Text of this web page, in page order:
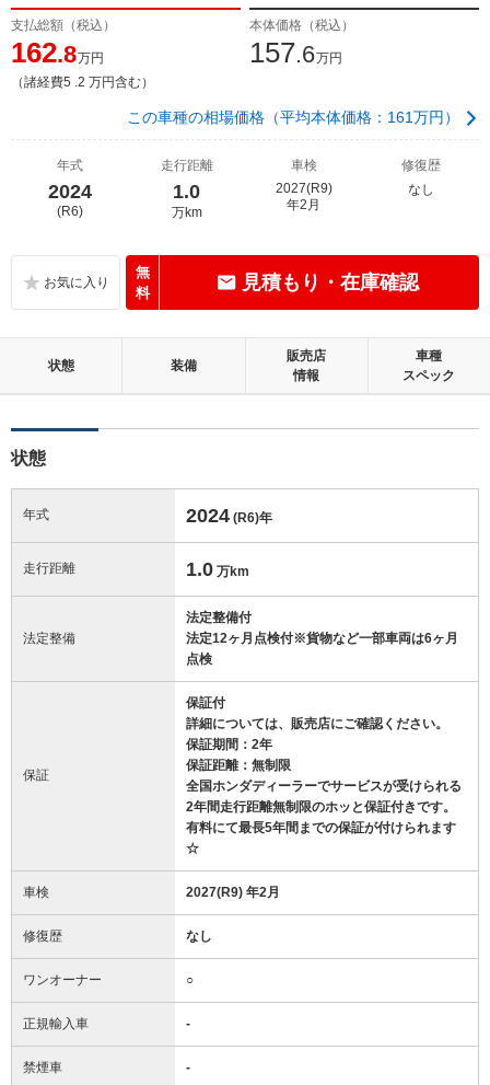
支払総額（税込）
162.8万円
（諸経費5 .2 万円含む）
本体価格（税込）
157.6万円
この車種の相場価格（平均本体価格：161万円）
年式
2024
(R6)
走行距離
1.0
万km
車検
2027(R9)
年2月
修復歴
なし
無
料
見積もり・在庫確認
状態 装備
販売店
情報
車種
スペック
状態
年式 2024 (R6)年
走行距離 1.0 万km
法定整備
法定整備付
法定12ヶ月点検付※貨物など一部車両は6ヶ月
点検
保証
保証付
詳細については、販売店にご確認ください。
保証期間：2年
保証距離：無制限
全国ホンダディーラーでサービスが受けられる
2年間走行距離無制限のホッと保証付きです。
有料にて最長5年間までの保証が付けられます
☆
車検 2027(R9) 年2月
修復歴 なし
ワンオーナー ○
正規輸入車 -
禁煙車 -